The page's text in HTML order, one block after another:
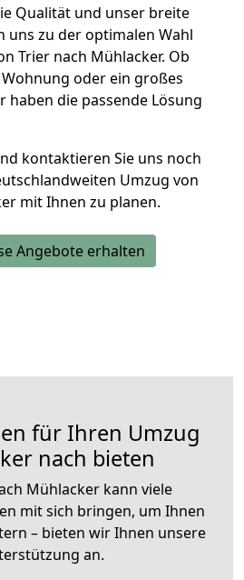
Qualität und unser breite
uns zu der optimalen Wahl
Trier nach Mühlacker. Ob
oder ein großes
haben die passende Lösung
kontaktieren Sie uns noch
Umzug von
mit Ihnen zu planen.
Angebote erhalten
für Ihren Umzug
nach bieten
Mühlacker kann viele
mit sich bringen, um Ihnen
– bieten wir Ihnen unsere
an.